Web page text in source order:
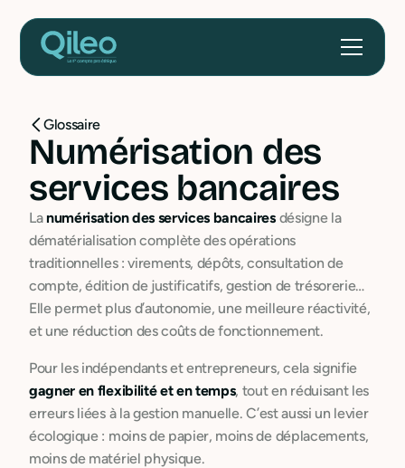
Glossaire
Numérisation des
services bancaires
Lanumérisation des services bancairesdésigne la
dématérialisation complète des opérations
traditionnelles : virements, dépôts, consultation de
compte, édition de justificatifs, gestion de trésorerie…
Elle permet plus d’autonomie, une meilleure réactivité,
et une réduction des coûts de fonctionnement.
Pour les indépendants et entrepreneurs, cela signifie
gagner en flexibilité et en temps, tout en réduisant les
erreurs liées à la gestion manuelle. C’est aussi un levier
écologique : moins de papier, moins de déplacements,
moins de matériel physique.